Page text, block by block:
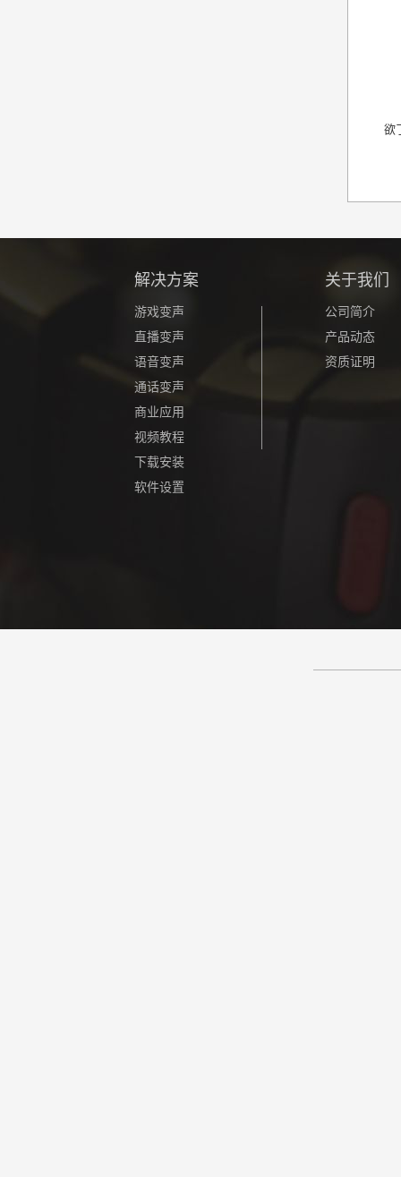
欲
解决方案
游戏变声
直播变声
语音变声
通话变声
商业应用
视频教程
下载安装
软件设置
关于我们
公司简介
产品动态
资质证明